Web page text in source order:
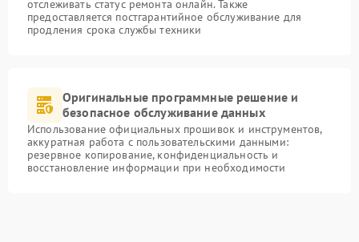
отслеживать статус ремонта онлайн. Также
предоставляется постгарантийное обслуживание для
продления срока службы техники
Оригинальные программные решение и
безопасное обслуживание данных
Использование официальных прошивок и инструментов,
аккуратная работа с пользовательскими данными:
резервное копирование, конфиденциальность и
восстановление информации при необходимости